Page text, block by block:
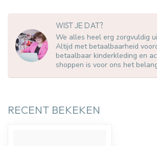
WIST JE DAT?
We alles heel erg zorgvuldig
Altijd met betaalbaarheid
betaalbaar kinderkleding en
shoppen is voor ons het
RECENT BEKEKEN